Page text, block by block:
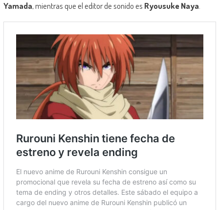
Yamada, mientras que el editor de sonido es Ryousuke Naya